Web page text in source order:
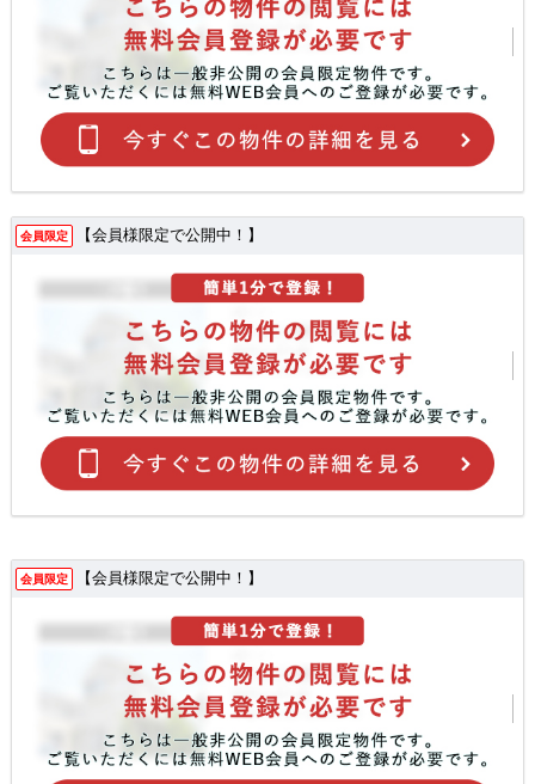
会員限定 【会員様限定で公開中！】
会員限定 【会員様限定で公開中！】